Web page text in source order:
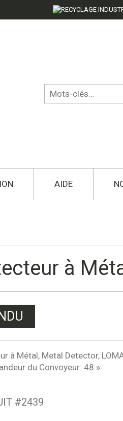
AIDE
à
à Métal, Metal Detector,
du Convoyeur: 48 »
#2439